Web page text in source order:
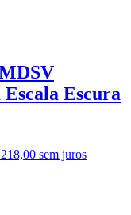
Escura
sem juros